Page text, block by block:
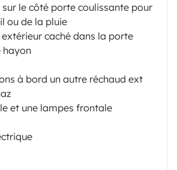
le côté porte coulissante pour
ou de la pluie
extérieur caché dans la porte
hayon
à bord un autre réchaud ext
et une lampes frontale